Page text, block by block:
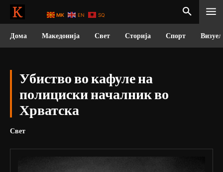
Дома Македонија Свет Сторија Спорт
Убиство во кафуле на
полициски началник во
Хрватска
Свет
MK EN SQ